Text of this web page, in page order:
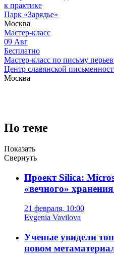
к практике
Парк «Зарядье»
Москва
Мастер-класс
09 Авг
Бесплатно
Мастер-класс по письму
Центр славянской
Москва
По теме
Показать
Свернуть
Проект Silica:
«вечного»
21 февраля, 10:00
Evgenia Vavilova
Ученые увидели
новом